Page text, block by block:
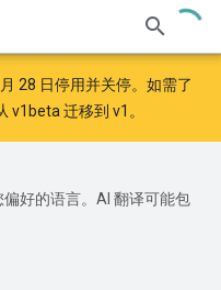
28 日停用并关停。如需了
v1beta 迁移到 v1 。
好的语言。AI 翻译可能包